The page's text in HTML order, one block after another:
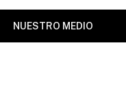
NUESTRO MEDIO